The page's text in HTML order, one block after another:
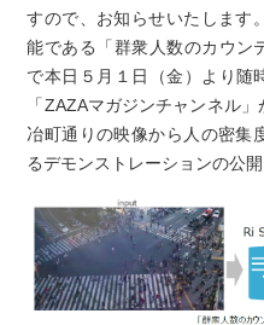
すので、お知らせいたします
能である「群衆人数のカウン
で本日５月１日（金）より随
「ZAZAマガジンチャンネル
冶町通りの映像から人の密集
るデモンストレーションの公